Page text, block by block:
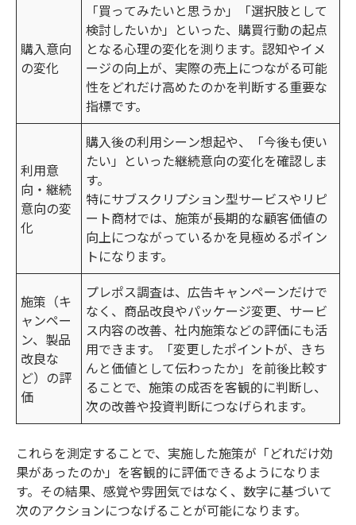
購入意向
の変化
「買ってみたいと思うか」「選択肢として
検討したいか」といった、購買行動の起点
となる心理の変化を測ります。認知やイメ
ージの向上が、実際の売上につながる可能
性をどれだけ高めたのかを判断する重要な
指標です。
利用意
向・継続
意向の変
化
購入後の利用シーン想起や、「今後も使い
たい」といった継続意向の変化を確認しま
す。
特にサブスクリプション型サービスやリピ
ート商材では、施策が長期的な顧客価値の
向上につながっているかを見極めるポイン
トになります。
施策（キ
ャンペー
ン、製品
改良な
ど）の評
価
プレポス調査は、広告キャンペーンだけで
なく、商品改良やパッケージ変更、サービ
ス内容の改善、社内施策などの評価にも活
用できます。「変更したポイントが、きち
んと価値として伝わったか」を前後比較す
ることで、施策の成否を客観的に判断し、
次の改善や投資判断につなげられます。
これらを測定することで、実施した施策が「どれだけ効
果があったのか」を客観的に評価できるようになりま
す。その結果、感覚や雰囲気ではなく、数字に基づいて
次のアクションにつなげることが可能になります。